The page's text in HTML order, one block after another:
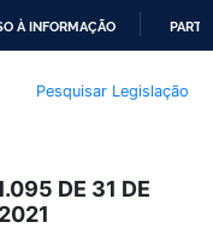
À INFORMAÇÃO
Pesquisar Legislação
DE 31 DE